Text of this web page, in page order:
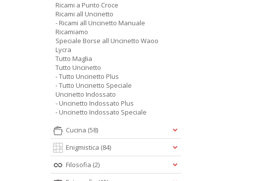
Ricami a Punto Croce
Ricami all Uncinetto
- Ricami all Uncinetto Manuale
Ricamiamo
Speciale Borse all Uncinetto Waoo
Lycra
Tutto Maglia
Tutto Uncinetto
- Tutto Uncinetto Plus
- Tutto Uncinetto Speciale
Uncinetto Indossato
- Uncinetto Indossato Plus
- Uncinetto Indossato Speciale
Cucina (58)
Enigmistica (84)
Filosofia (2)